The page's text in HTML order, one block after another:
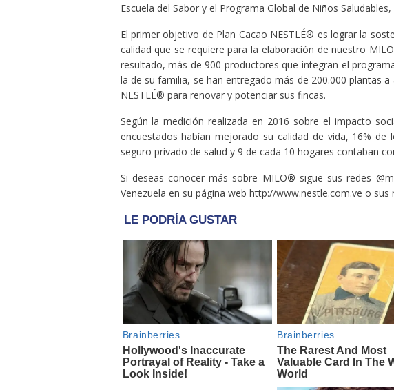
Escuela del Sabor y el Programa Global de Niños
El primer objetivo de Plan Cacao NESTLÉ® es lograr la
calidad que se requiere para la elaboración de nuestro
resultado, más de 900 productores que integran el
la de su familia, se han entregado más de 200.000 plantas
NESTLÉ® para renovar y potenciar sus fincas.
Según la medición realizada en 2016 sobre el impacto
encuestados habían mejorado su calidad de vida, 16%
seguro privado de salud y 9 de cada 10 hogares contaban
Si deseas conocer más sobre MILO® sigue sus redes
Venezuela en su página web http://www.nestle.com.ve o sus